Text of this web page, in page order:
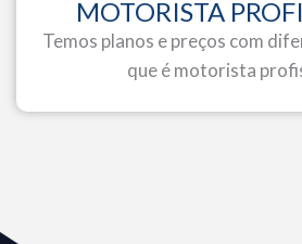
MOTORISTA
Temos planos e preços com
que é motorista